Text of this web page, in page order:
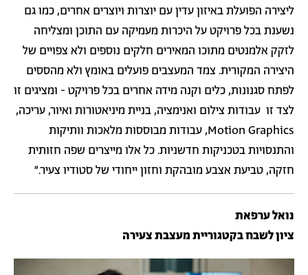
ליצירה הפועלת באיזון עדין עם יוצרות ויוצרים אחרים, כמו גם
נשענת בכל פרויקט על היכרות מעמיקה עם התוכן ומצליחה
לזקק אלמנטים מתוכו המאירים חלקים נוספים ולא צפויים של
היצירה המקורית. צמד המעצבים פועלים באומץ ולא מהססים
לפתח סגנונות, כלים וקנה מידה אחרים בכל פרויקט - ומציגים זו
לצד זו עבודות צילום ואנימציה, בניית מיניאטורות ואיור, עריכה,
Motion Graphics, עבודות מבוססות מלאכות וותיקות
והתנסויות בטכניקות חדשניות. כל אלו מייצרים שפה חזותית
חזקה, טביעת אצבע מובהקת וחזון ייחודי של סטודיו צעיר.״
נואל ערפאת
ציון לשבח בקטגוריית מעצבת צעירה